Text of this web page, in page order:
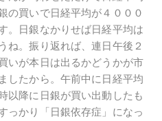
の買いで日経平均が４０００
。日銀なかりせば日経平均は
ね。振り返れば、連日午後２
いが本日は出るかどうかが市
したから。午前中に日経平均
以降に日銀が買い出動したも
っかり「日銀依存症」になっ